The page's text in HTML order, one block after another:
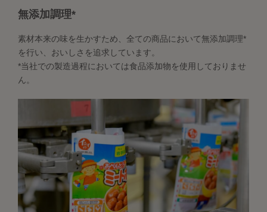
無添加調理*
素材本来の味を生かすため、全ての商品において無添加調理*
を行い、おいしさを追求しています。
*当社での製造過程においては食品添加物を使用しておりませ
ん。